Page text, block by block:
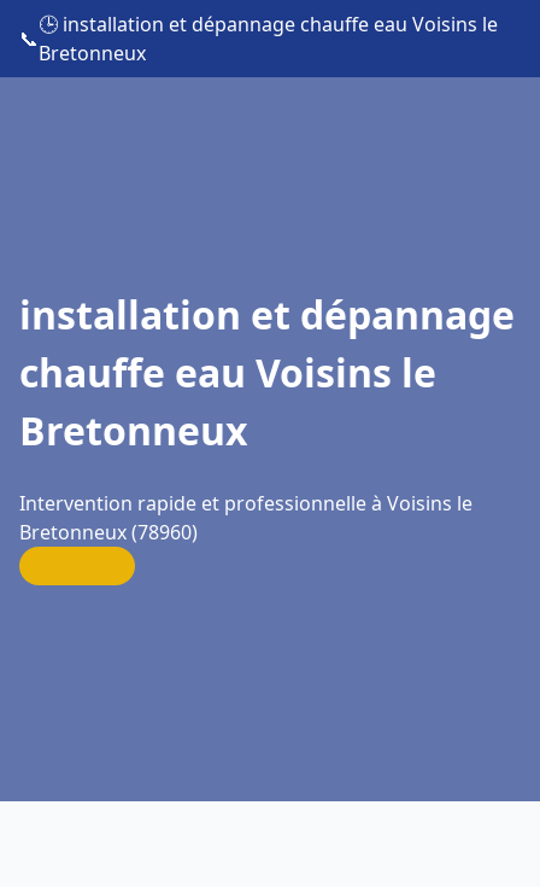
📞
🕒 installation et dépannage chauffe eau Voisins le
Bretonneux
installation et dépannage
chauffe eau Voisins le
Bretonneux
Intervention rapide et professionnelle à Voisins le
Bretonneux (78960)